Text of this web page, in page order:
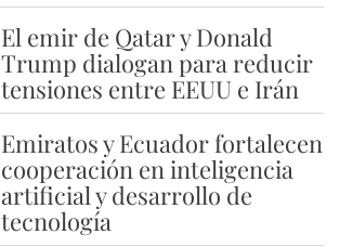
El emir de Qatar y Donald
Trump dialogan para reducir
tensiones entre EEUU e Irán
Emiratos y Ecuador fortalecen
cooperación en inteligencia
artificial y desarrollo de
tecnología